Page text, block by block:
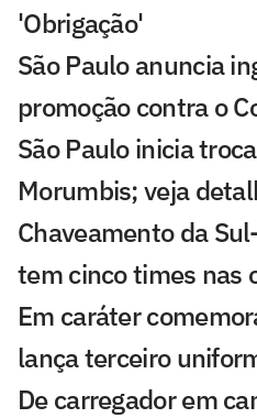
'Obrigação'
São Paulo anuncia
promoção contra o
São Paulo inicia
Morumbis; veja
Chaveamento da
tem cinco times nas
Em caráter
lança terceiro
De carregador em